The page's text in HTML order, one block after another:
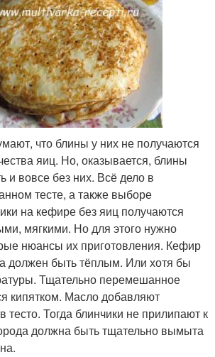
что блины у них не получаются
яиц. Но, оказывается, блины
и вовсе без них. Всё дело в
тесте, а также выборе
на кефире без яиц получаются
мягкими. Но для этого нужно
нюансы их приготовления. Кефир
должен быть тёплым. Или хотя бы
Тщательно перемешанное
кипятком. Масло добавляют
тесто. Тогда блинчики не прилипают к
должна быть тщательно вымыта